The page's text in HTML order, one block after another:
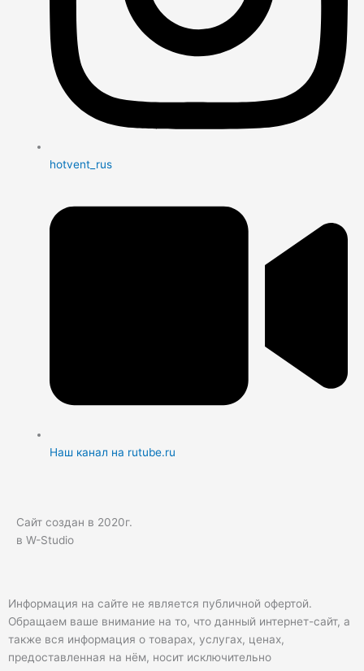
hotvent_rus
Наш канал на rutube.ru
Сайт создан в 2020г.
в W-Studio
Информация на сайте не является публичной офертой.
Обращаем ваше внимание на то, что данный интернет-сайт, а
также вся информация о товарах, услугах, ценах,
предоставленная на нём, носит исключительно